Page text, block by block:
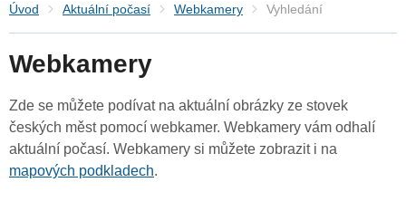
Úvod Aktuální počasí Webkamery Vyhledání
Webkamery
Zde se můžete podívat na aktuální obrázky ze stovek
českých měst pomocí webkamer. Webkamery vám odhalí
aktuální počasí. Webkamery si můžete zobrazit i na
mapových podkladech.